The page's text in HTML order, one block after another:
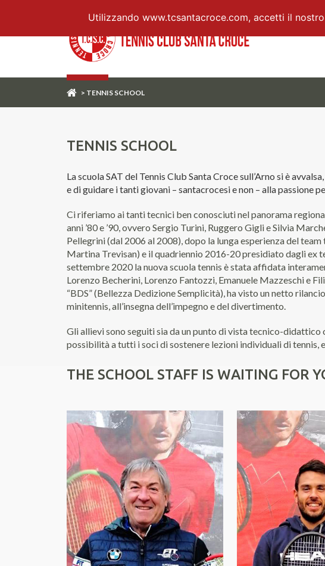
> TENNIS SCHOOL
TENNIS SCHOOL
La scuola SAT del Tennis Club Santa Croce sull’Arno si è
e di guidare i tanti giovani – santacrocesi e non – alla passione
Ci riferiamo ai tanti tecnici ben conosciuti nel panorama
anni ’80 e ’90, ovvero Sergio Turini, Ruggero Gigli e Silvia
Pellegrini (dal 2006 al 2008), dopo la lunga esperienza del
Martina Trevisan) e il quadriennio 2016-20 presidiato dagli ex
settembre 2020 la nuova scuola tennis è stata affidata
Lorenzo Becherini, Lorenzo Fantozzi, Emanuele Mazzeschi e
“BDS” (Bellezza Dedizione Semplicità), ha visto un netto
minitennis, all’insegna dell’impegno e del divertimento.
Gli allievi sono seguiti sia da un punto di vista tecnico-
possibilità a tutti i soci di sostenere lezioni individuali di
THE SCHOOL STAFF IS WAITING FOR
Utilizzando www.tcsantacroce.com, accetti il